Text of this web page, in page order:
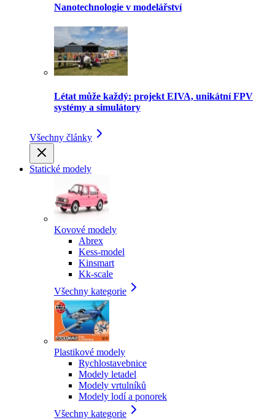
Nanotechnologie v modelářství
Létat může každý: projekt EIVA, unikátní FPV
systémy a simulátory
Všechny články
Statické modely
Kovové modely
Abrex
Kess-model
Kinsmart
Kk-scale
Všechny kategorie
Plastikové modely
Rychlostavebnice
Modely letadel
Modely vrtulníků
Modely lodí a ponorek
Všechny kategorie